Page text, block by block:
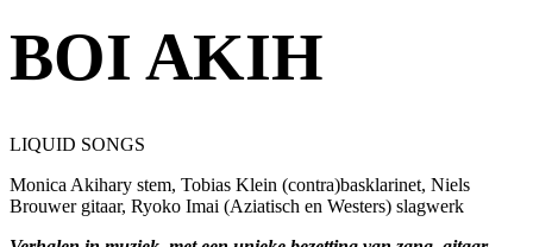
BOI AKIH
LIQUID SONGS
Monica Akihary stem, Tobias Klein (contra)basklarinet, Niels
Brouwer gitaar, Ryoko Imai (Aziatisch en Westers) slagwerk